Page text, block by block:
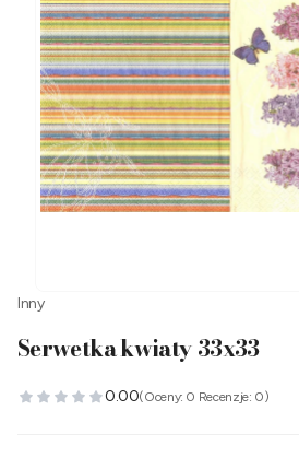
Inny
Serwetka kwiaty 33x33
0.00(Oceny: 0 Recenzje: 0)